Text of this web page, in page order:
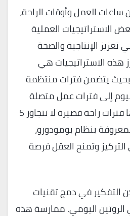
ساعات العمل وأوقات الراحة،
الاستراتيجيات العملية
الإنتاجية والصحة
هذه الاستراتيجيات هي
يتضمن فترات منتظمة
إلى فترات عمل متصلة
مدتها 25 دقيقة، يليها فترات راحة قصيرة لا تتجاوز 5
بنظام بومودورو،
وتمنح العقل فرصة
التفكير في دمج تقنيات
الروتين اليومي. ممارسة هذه